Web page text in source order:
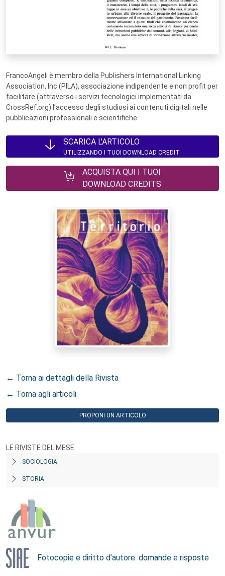
FrancoAngeli è membro della Publishers International Linking
Association, Inc (PILA), associazione indipendente e non profit per
facilitare (attraverso i servizi tecnologici implementati da
CrossRef.org) l’accesso degli studiosi ai contenuti digitali nelle
pubblicazioni professionali e scientifiche.
SCARICA L'ARTICOLO
UTILIZZANDO I TUOI DOWNLOAD CREDIT
ACQUISTA QUI I TUOI
DOWNLOAD CREDITS
← Torna ai dettagli della Rivista
← Torna agli articoli
PROPONI UN ARTICOLO
LE RIVISTE DEL MESE
SOCIOLOGIA
STORIA
Fotocopie e diritto d’autore: domande e risposte